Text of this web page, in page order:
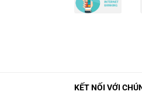
KẾT NỐI VỚI